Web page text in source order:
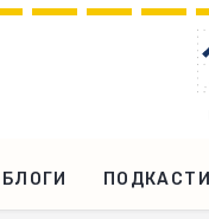
БЛОГИ ПОДКАСТИ